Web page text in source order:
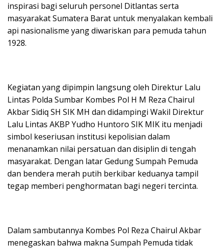
inspirasi bagi seluruh personel Ditlantas serta
masyarakat Sumatera Barat untuk menyalakan kembali
api nasionalisme yang diwariskan para pemuda tahun
1928.
Kegiatan yang dipimpin langsung oleh Direktur Lalu
Lintas Polda Sumbar Kombes Pol H M Reza Chairul
Akbar Sidiq SH SIK MH dan didampingi Wakil Direktur
Lalu Lintas AKBP Yudho Huntoro SIK MIK itu menjadi
simbol keseriusan institusi kepolisian dalam
menanamkan nilai persatuan dan disiplin di tengah
masyarakat. Dengan latar Gedung Sumpah Pemuda
dan bendera merah putih berkibar keduanya tampil
tegap memberi penghormatan bagi negeri tercinta.
Dalam sambutannya Kombes Pol Reza Chairul Akbar
menegaskan bahwa makna Sumpah Pemuda tidak